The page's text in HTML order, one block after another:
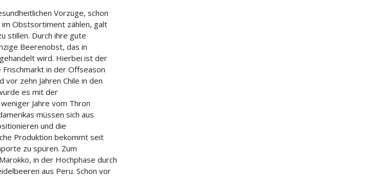
Vorzüge, schon
Obstsortiment zählen, galt
stillen. Durch ihre gute
Beerenobst, das in
wird. Hierbei ist der
in der Offseason
vor zehn Jahren Chile in den
es mit der
Jahre vom Thron
müssen sich aus
und die
Produktion bekommt seit
zu spüren. Zum
in der Hochphase durch
aus Peru. Schon vor